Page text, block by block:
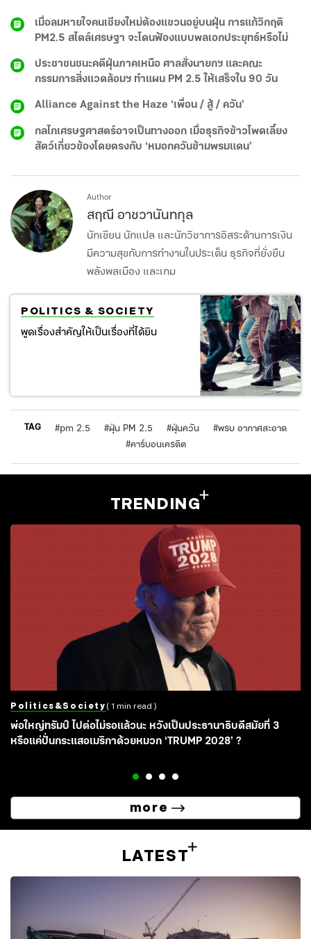
เมื่อลมหายใจคนเชียงใหม่ต้องแขวนอยู่บนฝุ่น การแก้วิกฤติ
PM2.5 สไตล์เศรษฐา จะโดนฟ้องแบบพลเอกประยุทธ์หรือไม่
ประชาชนชนะคดีฝุ่นภาคเหนือ ศาลสั่งนายกฯ และคณะ
กรรมการสิ่งแวดล้อมฯ ทำแผน PM 2.5 ให้เสร็จใน 90 วัน
Alliance Against the Haze ‘เพื่อน / สู้ / ควัน’
กลไกเศรษฐศาสตร์อาจเป็นทางออก เมื่อธุรกิจข้าวโพดเลี้ยง
สัตว์เกี่ยวข้องโดยตรงกับ ‘หมอกควันข้ามพรมแดน’
Author
สฤณี อาชวานันทกุล
นักเขียน นักแปล และนักวิชาการอิสระด้านการเงิน
มีความสุขกับการทำงานในประเด็น ธุรกิจที่ยั่งยืน
พลังพลเมือง และเกม
POLITICS & SOCIETY
พูดเรื่องสำคัญให้เป็นเรื่องที่ได้ยิน
TAG #pm 2.5 #ฝุ่น PM 2.5 #ฝุ่นควัน #พรบ อากาศสะอาด
#คาร์บอนเครดิต
TRENDING
Politics&society ( 1 min read )
พ่อใหญ่ทรัมป์ ไปต่อไม่รอแล้วนะ หวังเป็นประธานาธิบดีสมัยที่ 3
หรือแค่ปั่นกระแสอเมริกาด้วยหมวก ‘TRUMP 2028’ ?
more
LATEST